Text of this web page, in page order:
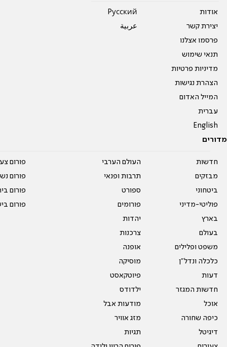
אודות
יצירת קשר
פרסמו אצלנו
תנאי שימוש
מדיניות פרטיות
הצהרת נגישות
המייל האדום
עברית
English
Pусский
عربية
מדורים
חדשות
מבזקים
ביטחוני
פוליטי-מדיני
בארץ
בעולם
משפט ופלילים
כלכלה ונדל"ן
דעות
חדשות המגזר
אוכל
כיפה שחורה
דיגיטל
העולם הערבי
תרבות ופנאי
ספורט
פורומים
יהדות
צרכנות
אופנה
מוסיקה
פיוטקאסט
ילדודס
מודעות אבל
מזג אוויר
תגיות
פורום
פורום
פורום
פורום